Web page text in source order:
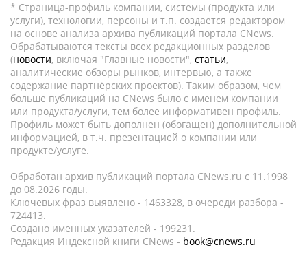
* Страница-профиль компании, системы (продукта или
услуги), технологии, персоны и т.п. создается редактором
на основе анализа архива публикаций портала CNews.
Обрабатываются тексты всех редакционных разделов
(новости, включая "Главные новости", статьи,
аналитические обзоры рынков, интервью, а также
содержание партнёрских проектов). Таким образом, чем
больше публикаций на CNews было с именем компании
или продукта/услуги, тем более информативен профиль.
Профиль может быть дополнен (обогащен) дополнительной
информацией, в т.ч. презентацией о компании или
продукте/услуге.
Обработан архив публикаций портала CNews.ru c 11.1998
до 08.2026 годы.
Ключевых фраз выявлено - 1463328, в очереди разбора -
724413.
Создано именных указателей - 199231.
Редакция Индексной книги CNews - book@cnews.ru